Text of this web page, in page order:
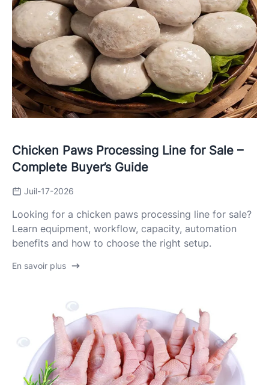
Chicken Paws Processing Line for Sale –
Complete Buyer’s Guide
Juil-17-2026
Looking for a chicken paws processing line for sale?
Learn equipment, workflow, capacity, automation
benefits and how to choose the right setup.
En savoir plus